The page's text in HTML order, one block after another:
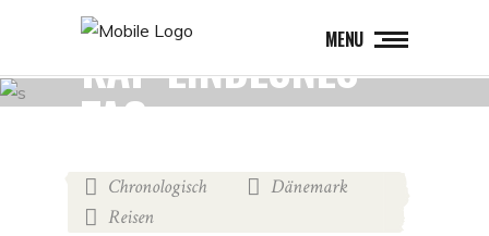
MENU
KAP LINDESNES
TAG
Chronologisch Dänemark
Reisen